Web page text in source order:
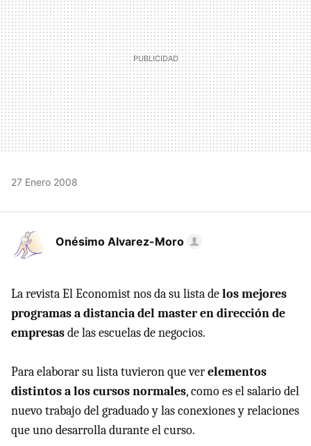
27 Enero 2008
Onésimo Alvarez-Moro
La revista El Economist nos da su lista delos mejores
programas a distancia del master en dirección de
empresasde las escuelas de negocios.
Para elaborar su lista tuvieron que verelementos
distintos a los cursos normales, como es el salario del
nuevo trabajo del graduado y las conexiones y relaciones
que uno desarrolla durante el curso.